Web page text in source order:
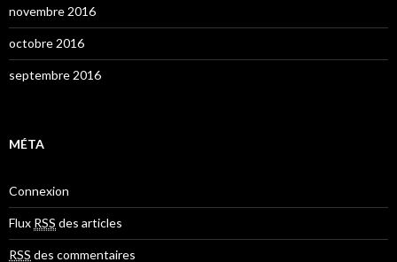
novembre 2016
octobre 2016
septembre 2016
MÉTA
Connexion
Flux RSS des articles
RSS des commentaires